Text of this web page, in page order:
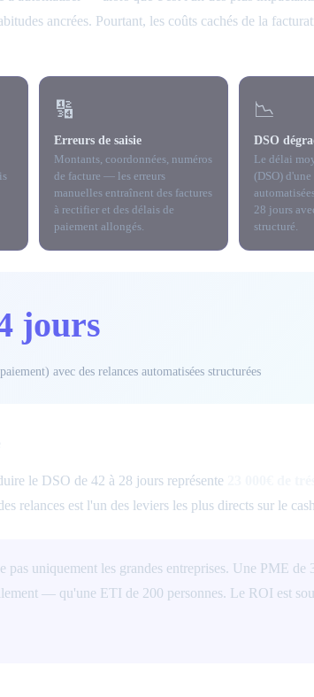
ancrées. Pourtant, les coûts cachés de la
🔢
Erreurs de saisie
Montants, coordonnées, numéros
de facture — les erreurs
manuelles entraînent des factures
à rectifier et des délais de
paiement allongés.
📉
DSO
Le délai
(DSO)
28 jours
structuré.
jours
avec des relances automatisées structurées
le DSO de 42 à 28 jours représente
relances est l'un des leviers les plus directs sur le
uniquement les grandes entreprises. Une PME de
— qu'une ETI de 200 personnes. Le ROI est